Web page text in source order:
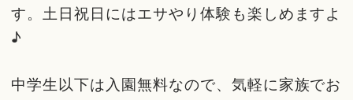
す。土日祝日にはエサやり体験も楽しめますよ
♪
中学生以下は入園無料なので、気軽に家族でお